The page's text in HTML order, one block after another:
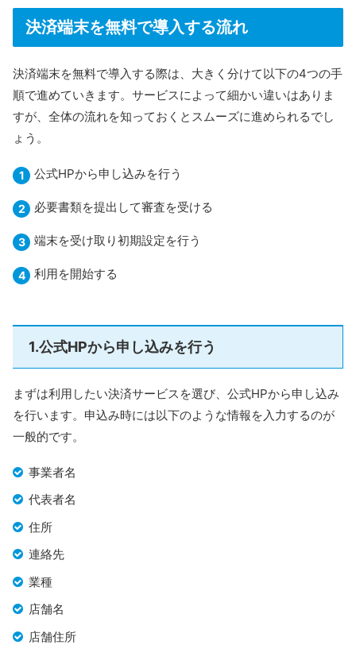
決済端末を無料で導入する流れ
決済端末を無料で導入する際は、大きく分けて以下の4つの手
順で進めていきます。サービスによって細かい違いはありま
すが、全体の流れを知っておくとスムーズに進められるでし
ょう。
公式HPから申し込みを行う
必要書類を提出して審査を受ける
端末を受け取り初期設定を行う
利用を開始する
1.公式HPから申し込みを行う
まずは利用したい決済サービスを選び、公式HPから申し込み
を行います。申込み時には以下のような情報を入力するのが
一般的です。
事業者名
代表者名
住所
連絡先
業種
店舗名
店舗住所